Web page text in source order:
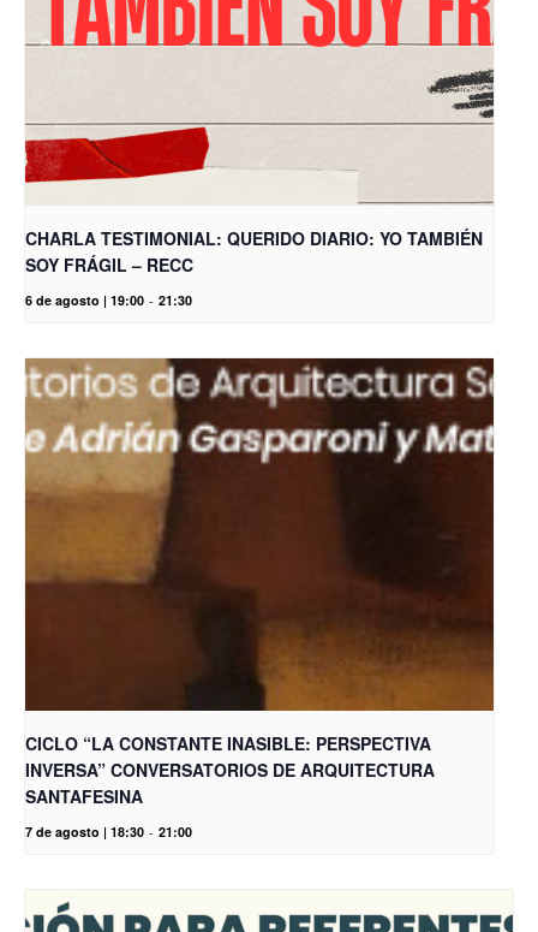
CHARLA TESTIMONIAL: QUERIDO DIARIO: YO TAMBIÉN
SOY FRÁGIL – RECC
6 de agosto | 19:00 - 21:30
CICLO “LA CONSTANTE INASIBLE: PERSPECTIVA
INVERSA” CONVERSATORIOS DE ARQUITECTURA
SANTAFESINA
7 de agosto | 18:30 - 21:00